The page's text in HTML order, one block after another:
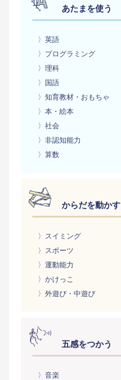
あたまを使う
〉英語
〉プログラミング
〉理科
〉国語
〉知育教材・おもちゃ
〉本・絵本
〉社会
〉非認知能力
〉算数
からだを動かす
〉スイミング
〉スポーツ
〉運動能力
〉かけっこ
〉外遊び・中遊び
五感をつかう
〉音楽